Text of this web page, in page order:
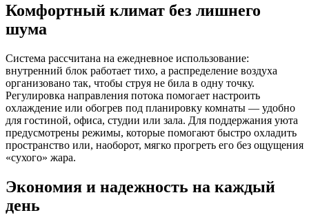
Комфортный климат без лишнего
шума
Система рассчитана на ежедневное использование:
внутренний блок работает тихо, а распределение воздуха
организовано так, чтобы струя не била в одну точку.
Регулировка направления потока помогает настроить
охлаждение или обогрев под планировку комнаты — удобно
для гостиной, офиса, студии или зала. Для поддержания уюта
предусмотрены режимы, которые помогают быстро охладить
пространство или, наоборот, мягко прогреть его без ощущения
«сухого» жара.
Экономия и надежность на каждый
день